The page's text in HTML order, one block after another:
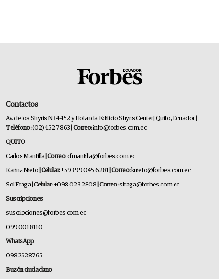
Contactos
Av. de los Shyris N34-152 y Holanda Edificio Shyris Center | Quito, Ecuador
Teléfono:(02) 452 7863 | Correo:info@forbes.com.ec
QUITO
Carlos Mantilla | Correo:cfmantilla@forbes.com.ec
Karina Nieto | Celular:+593 99 045 6281 | Correo:knieto@forbes.com.ec
Sol Fraga| Celular:+098 023 2808 | Correo:sfraga@forbes.com.ec
Suscripciones
suscripciones@forbes.com.ec
099 001 8110
WhatsApp
0982528765
Buzón ciudadano